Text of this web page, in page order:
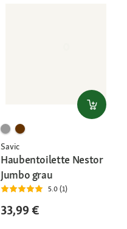
Savic
Haubentoilette Nestor
Jumbo grau
5.0 (1)
33,99 €